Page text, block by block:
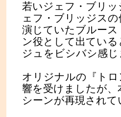
若いジェフ・ブリ
ェフ・ブリッジス
演じていたブルー
ン役として出てい
ジュをビシバシ感じ
オリジナルの『ト
響を受けましたが
シーンが再現されて